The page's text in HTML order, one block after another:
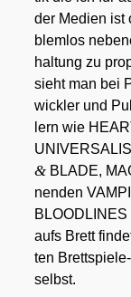
der Medi­en ist
blem­los
hal­tung zu
sieht man bei
wick­ler und
lern wie
& BLADE,
nen­den
aufs Brett
ten
selbst.